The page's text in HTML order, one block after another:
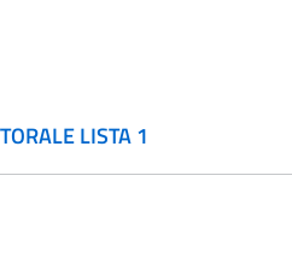
LISTA 1